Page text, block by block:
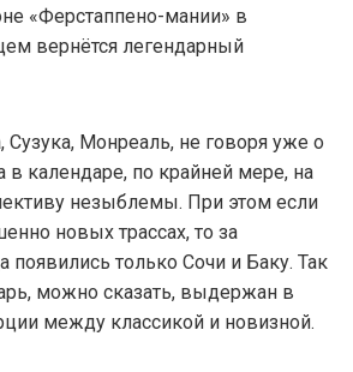
«Ферстаппено-мании» в
вернётся легендарный
Сузука, Монреаль, не говоря уже о
в календаре, по крайней мере, на
незыблемы. При этом если
новых трассах, то за
появились только Сочи и Баку. Так
можно сказать, выдержан в
между классикой и новизной.